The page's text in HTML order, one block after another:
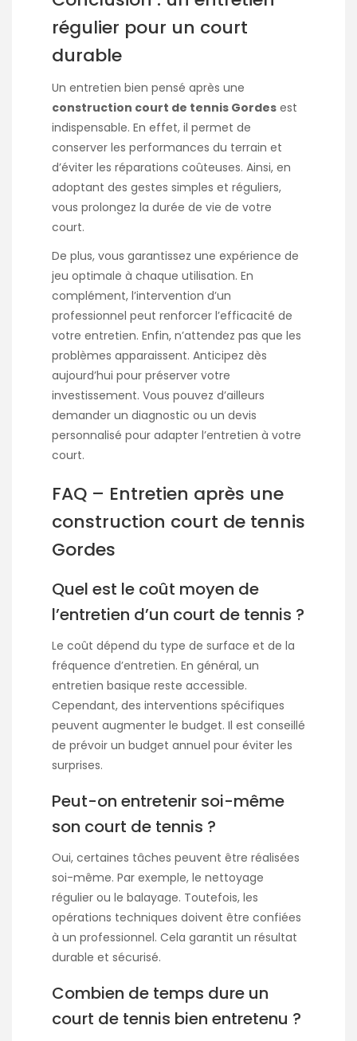
régulier pour un court
durable
Un entretien bien pensé après une
construction court de tennis Gordes est
indispensable. En effet, il permet de
conserver les performances du terrain et
d’éviter les réparations coûteuses. Ainsi, en
adoptant des gestes simples et réguliers,
vous prolongez la durée de vie de votre
court.
De plus, vous garantissez une expérience de
jeu optimale à chaque utilisation. En
complément, l’intervention d’un
professionnel peut renforcer l’efficacité de
votre entretien. Enfin, n’attendez pas que les
problèmes apparaissent. Anticipez dès
aujourd’hui pour préserver votre
investissement. Vous pouvez d’ailleurs
demander un diagnostic ou un devis
personnalisé pour adapter l’entretien à votre
court.
FAQ – Entretien après une
construction court de tennis
Gordes
Quel est le coût moyen de
l’entretien d’un court de tennis ?
Le coût dépend du type de surface et de la
fréquence d’entretien. En général, un
entretien basique reste accessible.
Cependant, des interventions spécifiques
peuvent augmenter le budget. Il est conseillé
de prévoir un budget annuel pour éviter les
surprises.
Peut-on entretenir soi-même
son court de tennis ?
Oui, certaines tâches peuvent être réalisées
soi-même. Par exemple, le nettoyage
régulier ou le balayage. Toutefois, les
opérations techniques doivent être confiées
à un professionnel. Cela garantit un résultat
durable et sécurisé.
Combien de temps dure un
court de tennis bien entretenu ?